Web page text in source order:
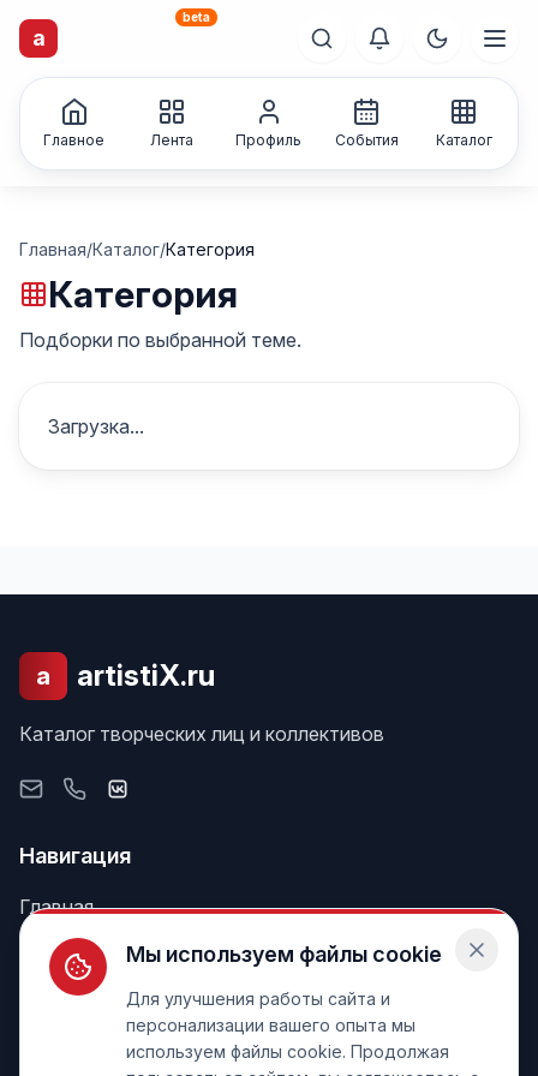
a
beta
Главное Лента Профиль События Каталог
Главная/Каталог/Категория
Категория
Подборки по выбранной теме.
Загрузка...
a artistiX.ru
Каталог творческих лиц и коллективов
Навигация
Главная
Поиск
Лента
Информация
Мы используем файлы cookie
Для улучшения работы сайта и
персонализации вашего опыта мы
используем файлы cookie. Продолжая